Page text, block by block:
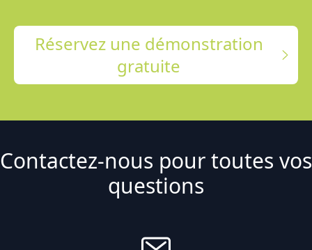
Réservez une démonstration
gratuite
Contactez-nous pour toutes vos
questions